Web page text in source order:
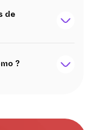
de
?